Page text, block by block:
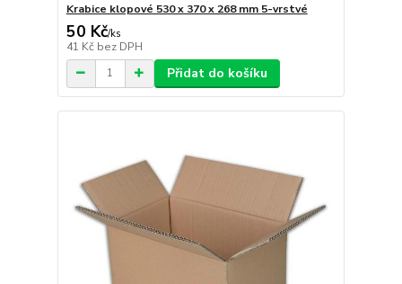
Krabice klopové 530 x 370 x 268 mm 5-vrstvé
50 Kč/ks
41 Kč bez DPH
Přidat do košíku